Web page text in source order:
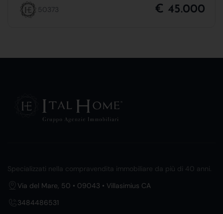
50373 € 45.000
Specializzati nella compravendita immobiliare da più di 40 anni.
Via del Mare, 50 • 09043 • Villasimius CA
3484486531